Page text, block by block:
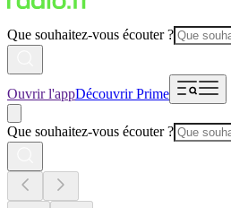
Que souhaitez-vous écouter ?
Ouvrir l'appDécouvrir Prime
Que souhaitez-vous écouter ?